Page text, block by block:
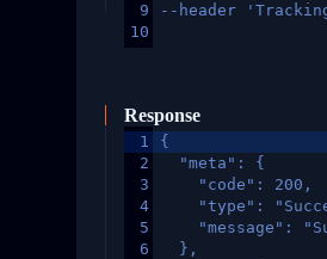
9
10
--header
Response
1
2
3
4
5
6
{
  "meta": {
    "code": 200,
"type":
"message":
  },